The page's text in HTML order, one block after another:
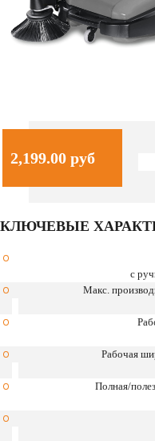
2,199.00 руб
КЛЮЧЕВЫЕ
с
Макс.
Рабочая
Полная/